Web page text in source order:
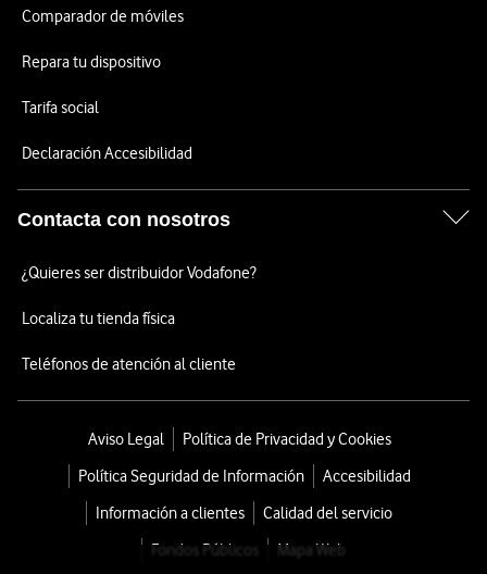
Comparador de móviles
Repara tu dispositivo
Tarifa social
Declaración Accesibilidad
Contacta con nosotros
¿Quieres ser distribuidor Vodafone?
Localiza tu tienda física
Teléfonos de atención al cliente
Aviso Legal
Política de Privacidad y Cookies
Política Seguridad de Información
Accesibilidad
Información a clientes
Calidad del servicio
Fondos Públicos
Mapa Web